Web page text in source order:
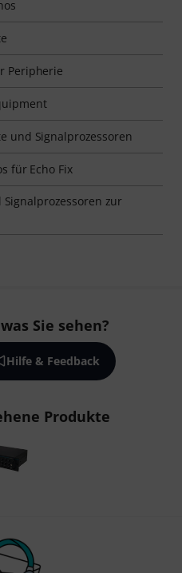
Peripherie
und Signalprozessoren
für Echo Fix
Signalprozessoren zur
Sie sehen?
Hilfe & Feedback
Produkte